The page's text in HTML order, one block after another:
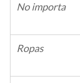
No importa
Ropas